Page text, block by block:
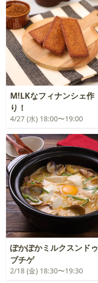
M!LKなフィナンシェ作
り！
4/27 (水) 18:00〜19:00
ぽかぽかミルクスンドゥ
ブチゲ
2/18 (金) 18:30〜19:30